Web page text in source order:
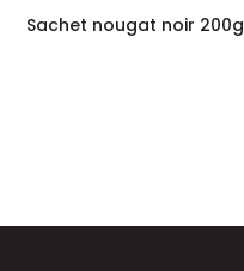
Sachet nougat noir 200g